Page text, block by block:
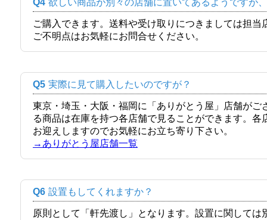
Q4 欲しい商品が別々の店舗に置いてあるようですが
ご購入できます。送料や受け取りにつきましては担
ご不明点はお気軽にお問合せください。
Q5 実際に見て購入したいのですが？
東京・埼玉・大阪・福岡に「ありがとう屋」店舗が
る商品は在庫を持つ各店舗で見ることができます。
お迎えしますのでお気軽にお立ち寄り下さい。
→ありがとう屋店舗一覧
Q6 設置もしてくれますか？
原則として「軒先渡し」となります。設置に関して